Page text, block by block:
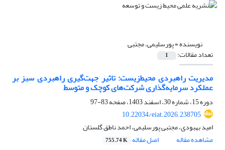
نویسنده =پورسلیمی، مجتبی
تعداد مقالات: 1
مدیریت راهبردی محیط‌زیست: تاثیر جهت‌‌گیری راهبردی سبز بر
عملکرد سرمایه‌‌گذاری شرکت‌‌های کوچک و متوسط
دوره 15، شماره 30، اسفند 1403، صفحه
83-97
10.22034/eiat.2026.238705
امید بهبودی، مجتبی پورسلیمی، احمد ناطق گلستان
مشاهده مقاله
اصل مقاله 755.74 K